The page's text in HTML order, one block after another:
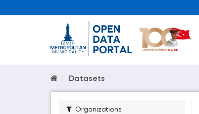
Datasets
Organizations